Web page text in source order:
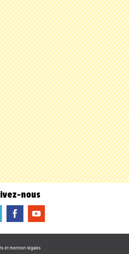
nous
b f
et mention légales